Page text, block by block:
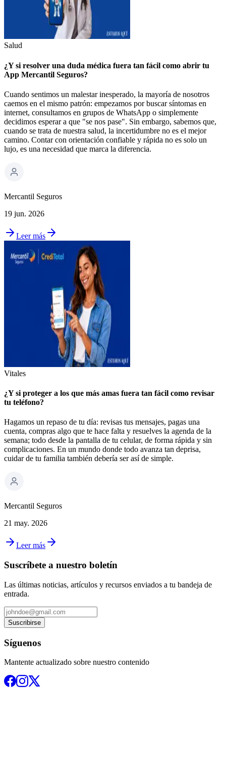
Salud
¿Y si resolver una duda médica fuera tan fácil como abrir tu
App Mercantil Seguros?
Cuando sentimos un malestar inesperado, la mayoría de nosotros
caemos en el mismo patrón: empezamos por buscar síntomas en
internet, consultamos en grupos de WhatsApp o simplemente
decidimos esperar a que "se nos pase". Sin embargo, sabemos que,
cuando se trata de nuestra salud, la incertidumbre no es el mejor
camino. Contar con orientación confiable y rápida no es solo un
lujo, es una necesidad que marca la diferencia.
Mercantil Seguros
19 jun. 2026
Leer más
Vitales
¿Y si proteger a los que más amas fuera tan fácil como revisar
tu teléfono?
Hagamos un repaso de tu día: revisas tus mensajes, pagas una
cuenta, compras algo que te hace falta y resuelves la agenda de la
semana; todo desde la pantalla de tu celular, de forma rápida y sin
complicaciones. En un mundo donde todo avanza tan deprisa,
cuidar de tu familia también debería ser así de simple.
Mercantil Seguros
21 may. 2026
Leer más
Suscríbete a nuestro boletín
Las últimas noticias, artículos y recursos enviados a tu bandeja de
entrada.
Suscribirse
Síguenos
Mantente actualizado sobre nuestro contenido